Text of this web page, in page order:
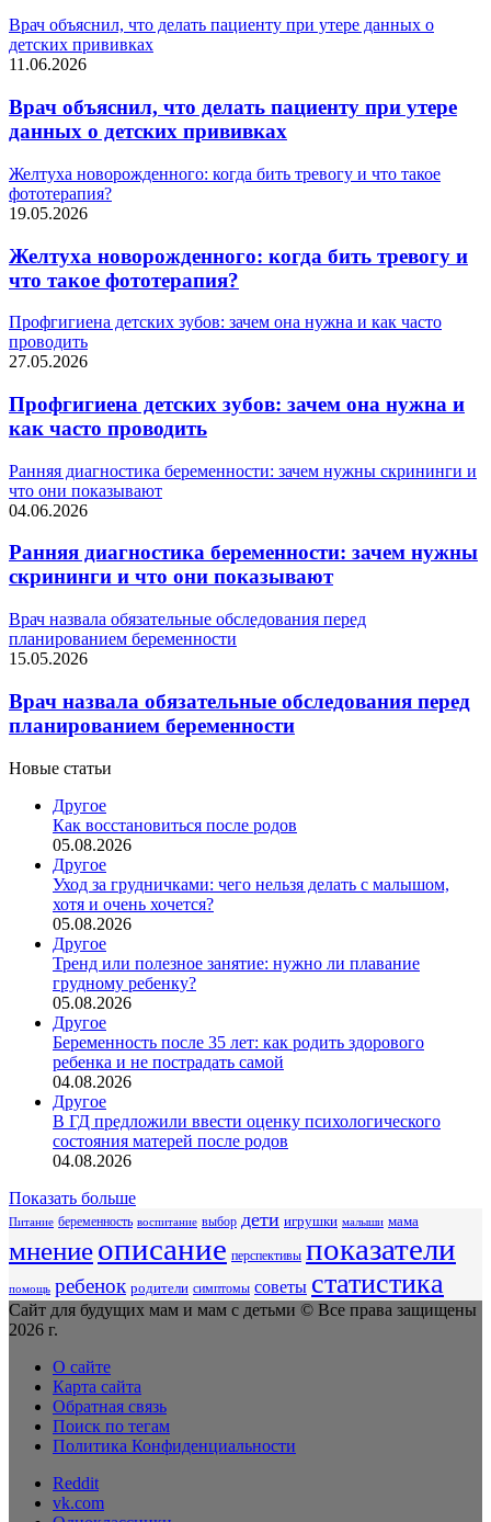
Врач объяснил, что делать пациенту при утере данных о
детских прививках
11.06.2026
Врач объяснил, что делать пациенту при утере
данных о детских прививках
Желтуха новорожденного: когда бить тревогу и что такое
фототерапия?
19.05.2026
Желтуха новорожденного: когда бить тревогу и
что такое фототерапия?
Профгигиена детских зубов: зачем она нужна и как часто
проводить
27.05.2026
Профгигиена детских зубов: зачем она нужна и
как часто проводить
Ранняя диагностика беременности: зачем нужны скрининги и
что они показывают
04.06.2026
Ранняя диагностика беременности: зачем нужны
скрининги и что они показывают
Врач назвала обязательные обследования перед
планированием беременности
15.05.2026
Врач назвала обязательные обследования перед
планированием беременности
Новые статьи
Другое
Как восстановиться после родов
05.08.2026
Другое
Уход за грудничками: чего нельзя делать с малышом,
хотя и очень хочется?
05.08.2026
Другое
Тренд или полезное занятие: нужно ли плавание
грудному ребенку?
05.08.2026
Другое
Беременность после 35 лет: как родить здорового
ребенка и не пострадать самой
04.08.2026
Другое
В ГД предложили ввести оценку психологического
состояния матерей после родов
04.08.2026
Показать больше
Питание беременность воспитание выбор дети игрушки малыши мама
мнениеописание перспективы показатели
помощь ребенок родители симптомы советы статистика
Сайт для будущих мам и мам с детьми © Все права защищены
2026 г.
О сайте
Карта сайта
Обратная связь
Поиск по тегам
Политика Конфиденциальности
Reddit
vk.com